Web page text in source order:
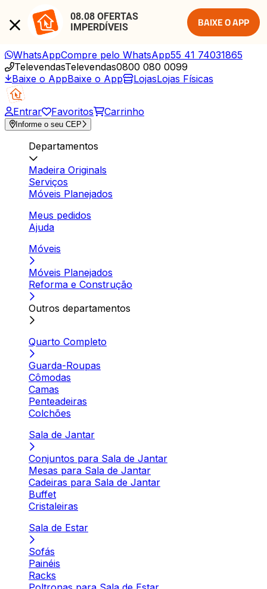
08.08 OFERTAS
IMPERDÍVEIS
BAIXE O APP
WhatsAppCompre pelo WhatsApp55 41 74031865
TelevendasTelevendas0800 080 0099
Baixe o AppBaixe o App LojasLojas Físicas
Entrar Favoritos Carrinho
Informe o seu CEP
Departamentos
Madeira Originals
Serviços
Móveis Planejados
Meus pedidos
Ajuda
Móveis
Móveis Planejados
Reforma e Construção
Outros departamentos
Quarto Completo
Guarda-Roupas
Cômodas
Camas
Penteadeiras
Colchões
Sala de Jantar
Conjuntos para Sala de Jantar
Mesas para Sala de Jantar
Cadeiras para Sala de Jantar
Buffet
Cristaleiras
Sala de Estar
Sofás
Painéis
Racks